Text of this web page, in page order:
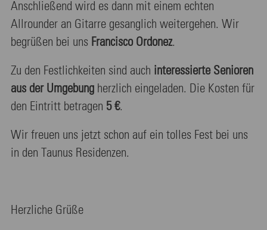
Anschließend wird es dann mit einem echten
Allrounder an Gitarre gesanglich weitergehen. Wir
begrüßen bei uns Francisco Ordonez.
Zu den Festlichkeiten sind auch interessierte Senioren
aus der Umgebung herzlich eingeladen. Die Kosten für
den Eintritt betragen 5 €.
Wir freuen uns jetzt schon auf ein tolles Fest bei uns
in den Taunus Residenzen.
Herzliche Grüße